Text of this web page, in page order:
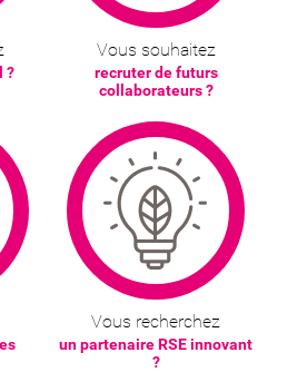
?
Vous souhaitez
recruter de futurs
collaborateurs ?
Vous recherchez
un partenaire RSE innovant
?